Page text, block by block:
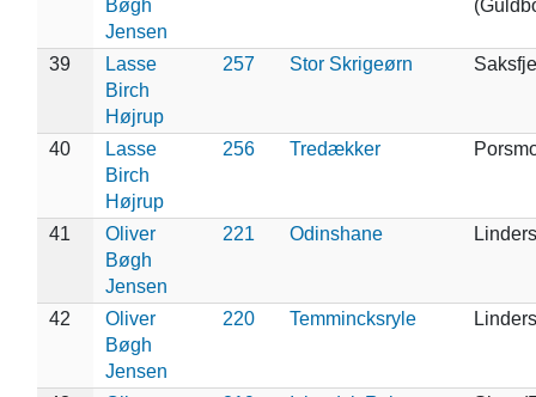
Bøgh
Jensen
39
Lasse
Birch
Højrup
257 Stor Skrigeørn
40
Lasse
Birch
Højrup
256 Tredækker
41
Oliver
Bøgh
Jensen
221 Odinshane
42
Oliver
Bøgh
Jensen
220 Temmincksryle